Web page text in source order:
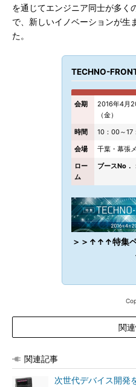
を通じてエンジニア同士が多く
で、新しいイノベーションが生
た。
TECHNO-
会期
2016年4月
（金）
時間
10：00～17
会場
千葉・幕張
ロー
ム
ブースNo
＞＞↑↑↑特集
関
関連記事
次世代デバイス開発